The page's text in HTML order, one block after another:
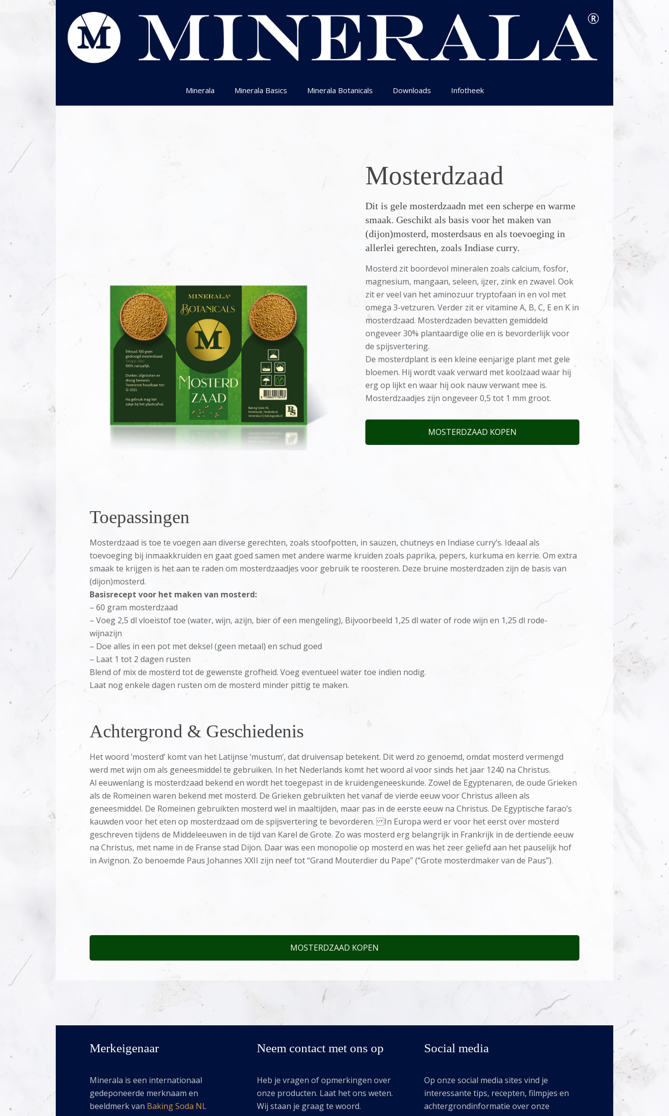
Minerala Minerala Basics Minerala Botanicals Downloads Infotheek
Mosterdzaad
Dit is gele mosterdzaadn met een scherpe en warme
smaak. Geschikt als basis voor het maken van
(dijon)mosterd, mosterdsaus en als toevoeging in
allerlei gerechten, zoals Indiase curry.
Mosterd zit boordevol mineralen zoals calcium, fosfor,
magnesium, mangaan, seleen, ijzer, zink en zwavel. Ook
zit er veel van het aminozuur tryptofaan in en vol met
omega 3-vetzuren. Verder zit er vitamine A, B, C, E en K in
mosterdzaad. Mosterdzaden bevatten gemiddeld
ongeveer 30% plantaardige olie en is bevorderlijk voor
de spijsvertering.
De mosterdplant is een kleine eenjarige plant met gele
bloemen. Hij wordt vaak verward met koolzaad waar hij
erg op lijkt en waar hij ook nauw verwant mee is.
Mosterdzaadjes zijn ongeveer 0,5 tot 1 mm groot.
MOSTERDZAAD KOPEN
Toepassingen
Mosterdzaad is toe te voegen aan diverse gerechten, zoals stoofpotten, in sauzen, chutneys en Indiase curry’s. Ideaal als
toevoeging bij inmaakkruiden en gaat goed samen met andere warme kruiden zoals paprika, pepers, kurkuma en kerrie. Om extra
smaak te krijgen is het aan te raden om mosterdzaadjes voor gebruik te roosteren. Deze bruine mosterdzaden zijn de basis van
(dijon)mosterd.
Basisrecept voor het maken van mosterd:
– 60 gram mosterdzaad
– Voeg 2,5 dl vloeistof toe (water, wijn, azijn, bier of een mengeling), Bijvoorbeeld 1,25 dl water of rode wijn en 1,25 dl rode-
wijnazijn
– Doe alles in een pot met deksel (geen metaal) en schud goed
– Laat 1 tot 2 dagen rusten
Blend of mix de mosterd tot de gewenste grofheid. Voeg eventueel water toe indien nodig.
Laat nog enkele dagen rusten om de mosterd minder pittig te maken.
Achtergrond & Geschiedenis
Het woord ‘mosterd’ komt van het Latijnse ‘mustum’, dat druivensap betekent. Dit werd zo genoemd, omdat mosterd vermengd
werd met wijn om als geneesmiddel te gebruiken. In het Nederlands komt het woord al voor sinds het jaar 1240 na Christus.
Al eeuwenlang is mosterdzaad bekend en wordt het toegepast in de kruidengeneeskunde. Zowel de Egyptenaren, de oude Grieken
als de Romeinen waren bekend met mosterd. De Grieken gebruikten het vanaf de vierde eeuw voor Christus alleen als
geneesmiddel. De Romeinen gebruikten mosterd wel in maaltijden, maar pas in de eerste eeuw na Christus. De Egyptische farao’s
kauwden voor het eten op mosterdzaad om de spijsvertering te bevorderen. In Europa werd er voor het eerst over mosterd
geschreven tijdens de Middeleeuwen in de tijd van Karel de Grote. Zo was mosterd erg belangrijk in Frankrijk in de dertiende eeuw
na Christus, met name in de Franse stad Dijon. Daar was een monopolie op mosterd en was het zeer geliefd aan het pauselijk hof
in Avignon. Zo benoemde Paus Johannes XXII zijn neef tot “Grand Mouterdier du Pape” (“Grote mosterdmaker van de Paus”).
MOSTERDZAAD KOPEN
Merkeigenaar
Minerala is een internationaal
gedeponeerde merknaam en
beeldmerk van Baking Soda NL
Neem contact met ons op
Heb je vragen of opmerkingen over
onze producten. Laat het ons weten.
Wij staan je graag te woord.
Social media
Op onze social media sites vind je
interessante tips, recepten, filmpjes en
achtergrondinformatie over onze